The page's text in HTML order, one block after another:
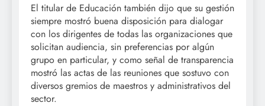
El titular de Educación también dijo que su gestión
siempre mostró buena disposición para dialogar
con los dirigentes de todas las organizaciones que
solicitan audiencia, sin preferencias por algún
grupo en particular, y como señal de transparencia
mostró las actas de las reuniones que sostuvo con
diversos gremios de maestros y administrativos del
sector.